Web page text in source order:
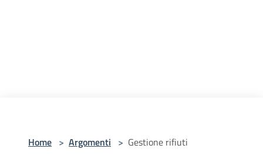
Home > Argomenti > Gestione rifiuti